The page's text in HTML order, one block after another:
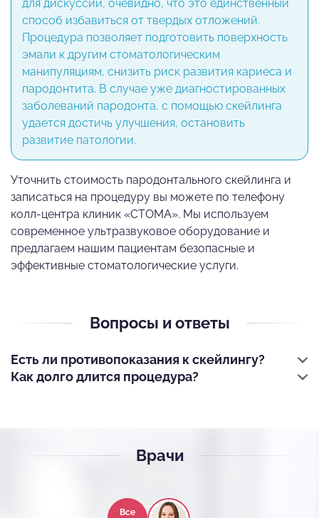
для дискуссий, очевидно, что это единственный
способ избавиться от твердых отложений.
Процедура позволяет подготовить поверхность
эмали к другим стоматологическим
манипуляциям, снизить риск развития кариеса и
пародонтита. В случае уже диагностированных
заболеваний пародонта, с помощью скейлинга
удается достичь улучшения, остановить
развитие патологии.
Уточнить стоимость пародонтального скейлинга и
записаться на процедуру вы можете по телефону
колл-центра клиник «СТОМА». Мы используем
современное ультразвуковое оборудование и
предлагаем нашим пациентам безопасные и
эффективные стоматологические услуги.
Вопросы и ответы
Есть ли противопоказания к скейлингу?
Как долго длится процедура?
Врачи
Все